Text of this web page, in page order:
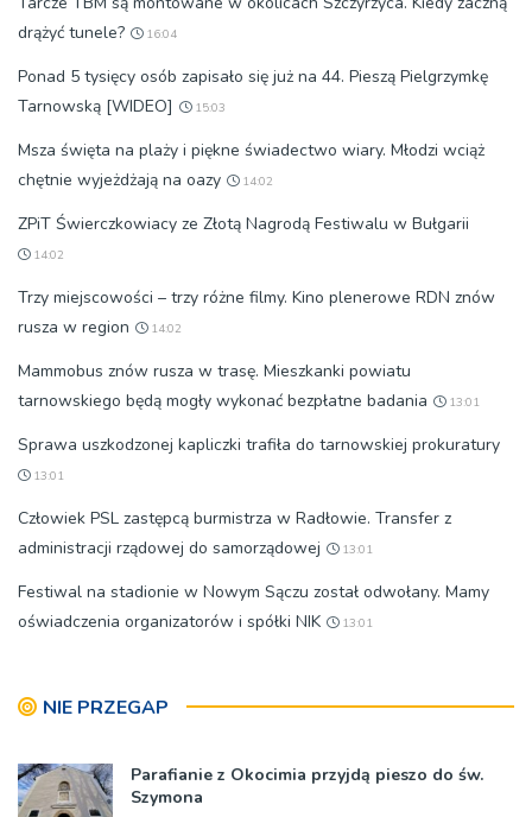
drążyć tunele?
16:04
Ponad 5 tysięcy osób zapisało się już na 44. Pieszą Pielgrzymkę
Tarnowską [WIDEO]
15:03
Msza święta na plaży i piękne świadectwo wiary. Młodzi wciąż
chętnie wyjeżdżają na oazy
14:02
ZPiT Świerczkowiacy ze Złotą Nagrodą Festiwalu w Bułgarii
14:02
Trzy miejscowości – trzy różne filmy. Kino plenerowe RDN znów
rusza w region
14:02
Mammobus znów rusza w trasę. Mieszkanki powiatu
tarnowskiego będą mogły wykonać bezpłatne badania
13:01
Sprawa uszkodzonej kapliczki trafiła do tarnowskiej prokuratury
13:01
Człowiek PSL zastępcą burmistrza w Radłowie. Transfer z
administracji rządowej do samorządowej
13:01
Festiwal na stadionie w Nowym Sączu został odwołany. Mamy
oświadczenia organizatorów i spółki NIK
13:01
NIE PRZEGAP
Parafianie z Okocimia przyjdą pieszo do św.
Szymona